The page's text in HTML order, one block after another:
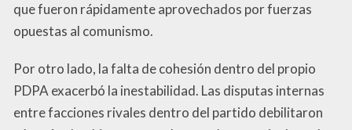
que fueron rápidamente aprovechados por fuerzas
opuestas al comunismo.
Por otro lado, la falta de cohesión dentro del propio
PDPA exacerbó la inestabilidad. Las disputas internas
entre facciones rivales dentro del partido debilitaron